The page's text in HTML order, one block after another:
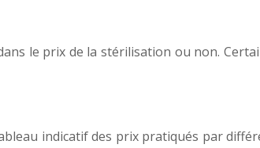
le prix de la stérilisation ou non.
indicatif des prix pratiqués par